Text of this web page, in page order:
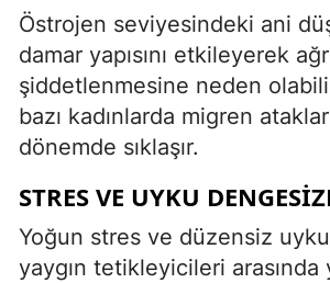
Östrojen seviyesindeki ani
damar yapısını etkileyerek
şiddetlenmesine neden
bazı kadınlarda migren
dönemde sıklaşır.
STRES VE UYKU
Yoğun stres ve düzensiz
yaygın tetikleyicileri arasında